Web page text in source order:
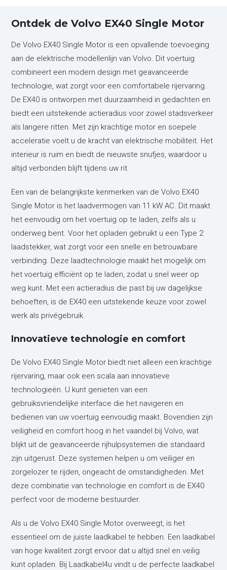
Ontdek de Volvo EX40 Single Motor
De Volvo EX40 Single Motor is een opvallende toevoeging
aan de elektrische modellenlijn van Volvo. Dit voertuig
combineert een modern design met geavanceerde
technologie, wat zorgt voor een comfortabele rijervaring.
De EX40 is ontworpen met duurzaamheid in gedachten en
biedt een uitstekende actieradius voor zowel stadsverkeer
als langere ritten. Met zijn krachtige motor en soepele
acceleratie voelt u de kracht van elektrische mobiliteit. Het
interieur is ruim en biedt de nieuwste snufjes, waardoor u
altijd verbonden blijft tijdens uw rit.
Een van de belangrijkste kenmerken van de Volvo EX40
Single Motor is het laadvermogen van 11 kW AC. Dit maakt
het eenvoudig om het voertuig op te laden, zelfs als u
onderweg bent. Voor het opladen gebruikt u een Type 2
laadstekker, wat zorgt voor een snelle en betrouwbare
verbinding. Deze laadtechnologie maakt het mogelijk om
het voertuig efficiënt op te laden, zodat u snel weer op
weg kunt. Met een actieradius die past bij uw dagelijkse
behoeften, is de EX40 een uitstekende keuze voor zowel
werk als privégebruik.
Innovatieve technologie en comfort
De Volvo EX40 Single Motor biedt niet alleen een krachtige
rijervaring, maar ook een scala aan innovatieve
technologieën. U kunt genieten van een
gebruiksvriendelijke interface die het navigeren en
bedienen van uw voertuig eenvoudig maakt. Bovendien zijn
veiligheid en comfort hoog in het vaandel bij Volvo, wat
blijkt uit de geavanceerde rijhulpsystemen die standaard
zijn uitgerust. Deze systemen helpen u om veiliger en
zorgelozer te rijden, ongeacht de omstandigheden. Met
deze combinatie van technologie en comfort is de EX40
perfect voor de moderne bestuurder.
Als u de Volvo EX40 Single Motor overweegt, is het
essentieel om de juiste laadkabel te hebben. Een laadkabel
van hoge kwaliteit zorgt ervoor dat u altijd snel en veilig
kunt opladen. Bij Laadkabel4u vindt u de perfecte laadkabel